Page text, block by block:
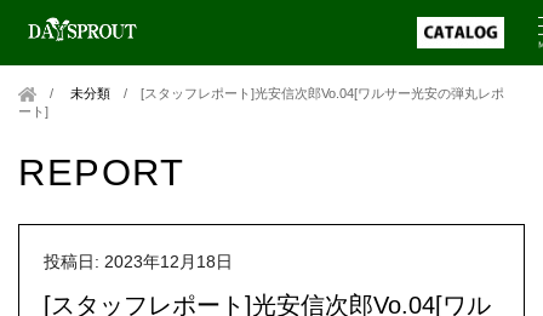
未分類 /[スタッフレポート]光安信次郎Vo.04[ワルサー光安の弾丸レポ
ート]
REPORT
投稿日: 2023年12月18日
[スタッフレポート]光安信次郎Vo.04[ワル